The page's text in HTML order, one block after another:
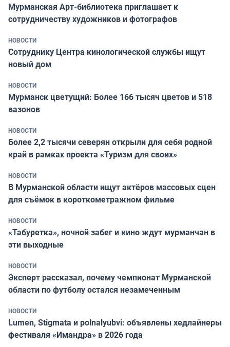
Мурманская Арт-библиотека приглашает к
сотрудничеству художников и фотографов
НОВОСТИ
Сотруднику Центра кинологической службы ищут
новый дом
НОВОСТИ
Мурманск цветущий: Более 166 тысяч цветов и 518
вазонов
НОВОСТИ
Более 2,2 тысячи северян открыли для себя родной
край в рамках проекта «Туризм для своих»
НОВОСТИ
В Мурманской области ищут актёров массовых сцен
для съёмок в короткометражном фильме
НОВОСТИ
«Табуретка», ночной забег и кино ждут мурманчан в
эти выходные
НОВОСТИ
Эксперт рассказал, почему чемпионат Мурманской
области по футболу остался незамеченным
НОВОСТИ
Lumen, Stigmata и polnalyubvi: объявлены хедлайнеры
фестиваля «Имандра» в 2026 года